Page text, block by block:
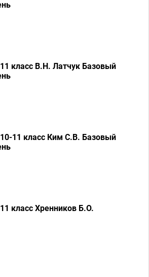
класс В.Н. Латчук Базовый
11 класс Ким С.В. Базовый
класс Хренников Б.О.